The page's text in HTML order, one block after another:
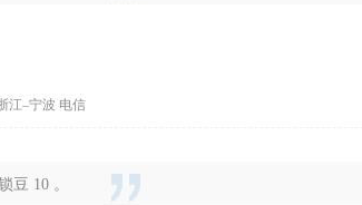
江–宁波 电信
豆 10 。